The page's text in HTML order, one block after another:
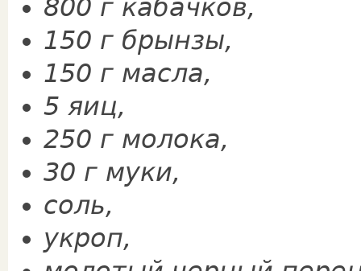
800 г кабачков,
150 г брынзы,
150 г масла,
5 яиц,
250 г молока,
30 г муки,
соль,
укроп,